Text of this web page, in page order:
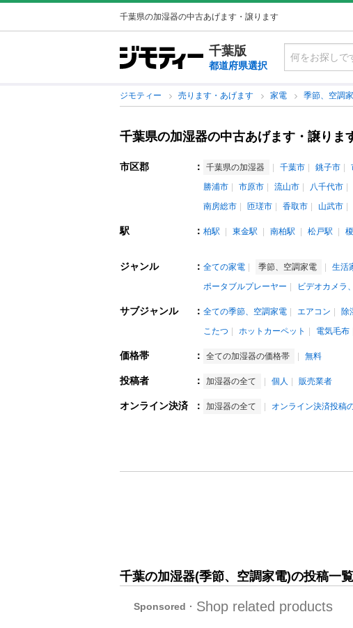
千葉県の加湿器の中古あげます・譲ります
千葉版
都道府県選択
ジモティー 売ります・あげます 家電 季節、空調
千葉県の加湿器の中古あげます・譲りま
市区郡 ： 千葉県の加湿器 千葉市 銚子市
勝浦市
市原市 流山市 八千代市
南房総市
匝瑳市 香取市 山武市
駅 ： 柏駅 東金駅 南柏駅 松戸駅
ジャンル ： 全ての家電 季節、空調家電 生活
ポータブルプレーヤー
ビデオカメラ
サブジャンル ： 全ての季節、空調家電 エアコン 除
こたつ
ホットカーペット 電気毛布
価格帯 ： 全ての加湿器の価格帯 無料
投稿者 ： 加湿器の全て 個人 販売業者
オンライン決済 ： 加湿器の全て オンライン決済投稿
千葉の加湿器(季節、空調家電)の投稿一覧